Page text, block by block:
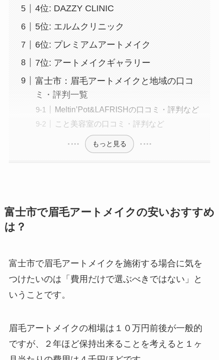
4位: DAZZY CLINIC
5位: エルムクリニック
6位: プレミアムアートメイク
7位: アートメイクギャラリー
富士市：眉毛アートメイクと地域の口コ
ミ・評判一覧
Meltin’Pot&LAFRISHの口コミ・評判など
こと美容室の口コミ・評判など
もっと見る
富士市で眉毛アートメイクの安いおすすめ
は？
富士市で眉毛アートメイクを施術する場合に気を
つけたいのは 「費用だけで選ぶべきではない」と
いうことです。
眉毛アートメイクの相場は１０万円前後が一般的
ですが、２年ほど保持出来ることを考えると１ヶ